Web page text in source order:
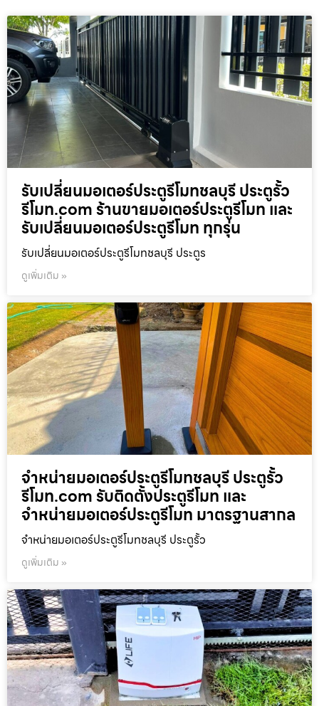
รับเปลี่ยนมอเตอร์ประตูรีโมทชลบุรี ประตูรั้ว
รีโมท.com ร้านขายมอเตอร์ประตูรีโมท และ
รับเปลี่ยนมอเตอร์ประตูรีโมท ทุกรุ่น
รับเปลี่ยนมอเตอร์ประตูรีโมทชลบุรี ประตูร
ดูเพิ่มเติม »
จำหน่ายมอเตอร์ประตูรีโมทชลบุรี ประตูรั้ว
รีโมท.com รับติดตั้งประตูรีโมท และ
จำหน่ายมอเตอร์ประตูรีโมท มาตรฐานสากล
จำหน่ายมอเตอร์ประตูรีโมทชลบุรี ประตูรั้ว
ดูเพิ่มเติม »